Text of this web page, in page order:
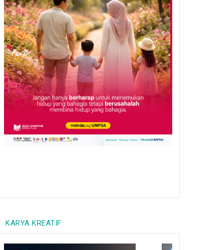
Tetapi Bakat Belum
Dimanfaatkan
EXPERTS /06 Aug 26
KARYA KREATIF